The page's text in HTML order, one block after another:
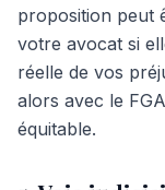
proposition peut
votre avocat si
réelle de vos
alors avec le
équitable.